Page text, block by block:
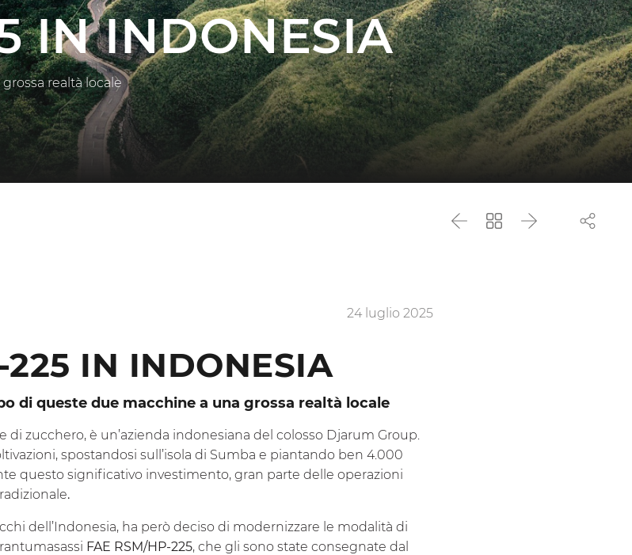
IN INDONESIA
realtà locale
Precedente
Torna Successivo
24 luglio 2025
IN INDONESIA
di queste due macchine a una grossa realtà locale
di zucchero, è un’azienda indonesiana del colosso Djarum Group.
spostandosi sull’isola di Sumba e piantando ben 4.000
questo significativo investimento, gran parte delle operazioni
.
dell’Indonesia, ha però deciso di modernizzare le modalità di
FAE RSM/HP-225, che gli sono state consegnate dal